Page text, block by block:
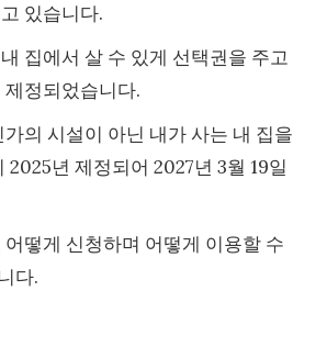
있습니다.
집에서 살 수 있게 선택권을 주고
정되었습니다.
의 시설이 아닌 내가 사는 내 집을
2025년 제정되어 2027년 3월 19일
떻게 신청하며 어떻게 이용할 수
다.